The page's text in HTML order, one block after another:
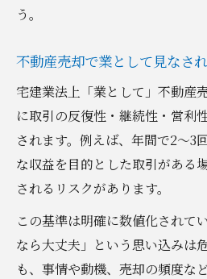
う。
不動産売却で業として見なさ
宅建業法上「業として」不動産
に取引の反復性・継続性・営利
されます。例えば、年間で2〜3
な収益を目的とした取引がある
されるリスクがあります。
この基準は明確に数値化されて
なら大丈夫」という思い込みは
も、事情や動機、売却の頻度な